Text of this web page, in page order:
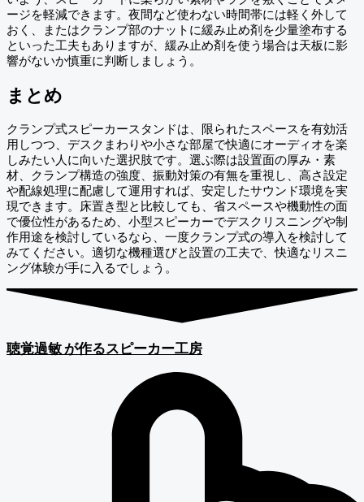
ージを軽減できます。夜間など使わない時間帯には軽く外して
おく、またはクランプ部のナットに緩み止め剤を少量塗布する
といった工夫もありますが、緩み止め剤を使う場合は天板に影
響がないか慎重に判断しましょう。
まとめ
クランプ式スピーカースタンドは、限られたスペースを有効活
用しつつ、デスクまわりや小さな部屋で快適にオーディオを楽
しみたい人に向いた選択肢です。選ぶ際は設置面の厚み・素
材、クランプ構造の強度、振動対策の有無を重視し、高さ設定
や配線処理に配慮して運用すれば、安定したサウンド環境を実
現できます。床置き型と比較しても、省スペースや機動性の面
で優位性があるため、小型スピーカーでデスクリスニングや制
作用途を検討しているなら、一度クランプ式の導入を検討して
みてください。適切な機種選びと設置の工夫で、快適なリスニ
ング体験が手に入るでしょう。
聴覚過敏が作るスピーカー工房